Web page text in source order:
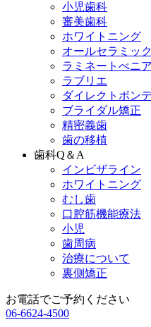
小児歯科
審美歯科
ホワイトニング
オールセラミック
ラミネートべニア
ラブリエ
ダイレクトボン
ブライダル矯正
精密義歯
歯の移植
歯科Q＆A
インビザライン
ホワイトニング
むし歯
口腔筋機能療法
小児
歯周病
治療について
裏側矯正
お電話でご予約ください
06-6624-4500